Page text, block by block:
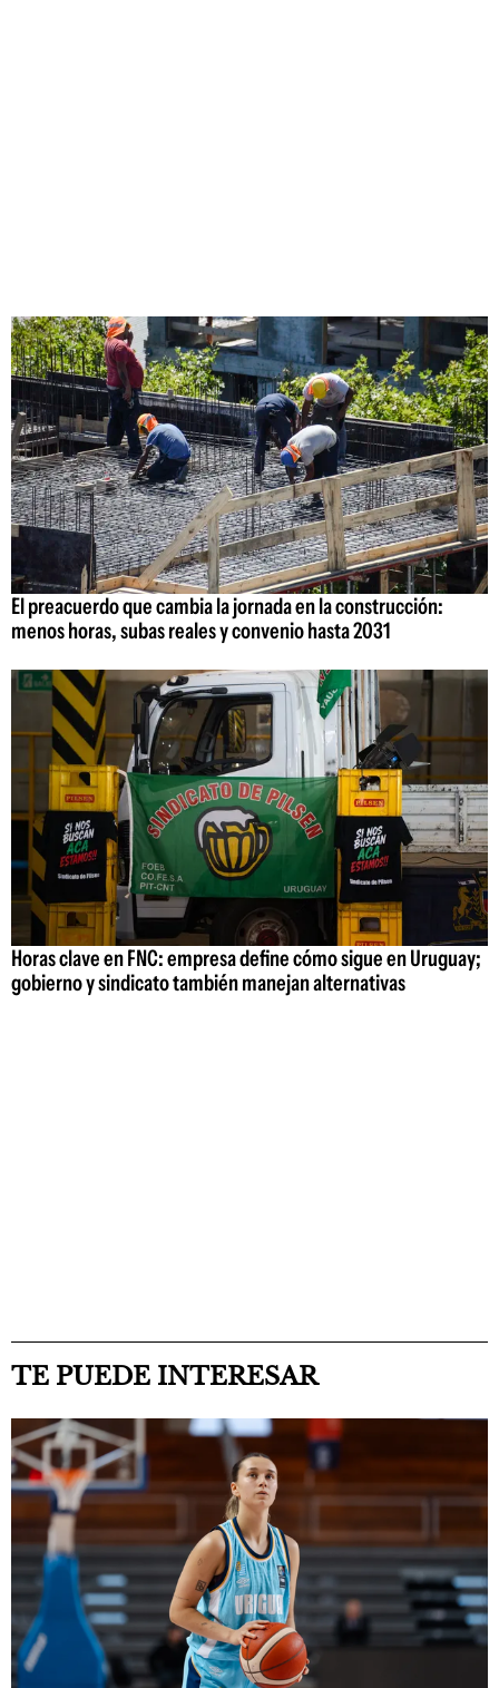
El preacuerdo que cambia la jornada en la construcción:
menos horas, subas reales y convenio hasta 2031
Horas clave en FNC: empresa define cómo sigue en Uruguay;
gobierno y sindicato también manejan alternativas
TE PUEDE INTERESAR